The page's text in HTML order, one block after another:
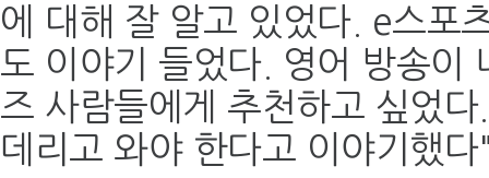
에 대해 잘 알고 있었다. e스포
도 이야기 들었다. 영어 방송이
즈 사람들에게 추천하고 싶었
데리고 와야 한다고 이야기했